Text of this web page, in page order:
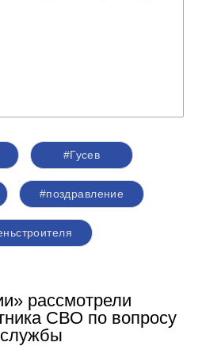
#Гусев
#поздравление
рассмотрели
СВО по вопросу